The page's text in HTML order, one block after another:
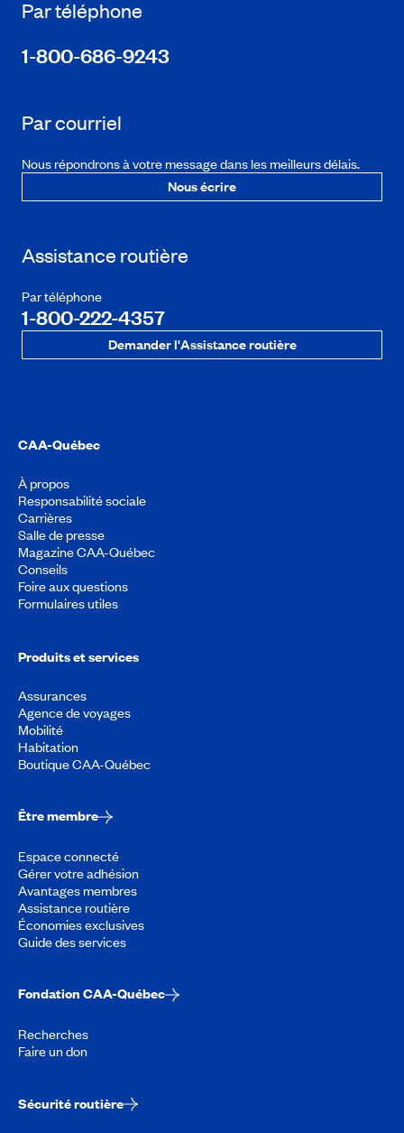
Par téléphone
1-800-686-9243
Par courriel
Nous répondrons à votre message dans les meilleurs délais.
Nous écrire
Assistance routière
Par téléphone
1-800-222-4357
Demander l'Assistance routière
CAA-Québec
À propos
Responsabilité sociale
Carrières
Salle de presse
Magazine CAA-Québec
Conseils
Foire aux questions
Formulaires utiles
Produits et services
Assurances
Agence de voyages
Mobilité
Habitation
Boutique CAA-Québec
Être membre
Espace connecté
Gérer votre adhésion
Avantages membres
Assistance routière
Économies exclusives
Guide des services
Fondation CAA-Québec
Recherches
Faire un don
Sécurité routière